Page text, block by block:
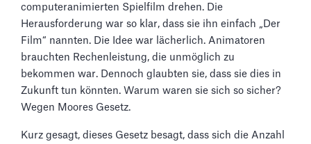
computeranimierten Spielfilm drehen. Die
Herausforderung war so klar, dass sie ihn einfach „Der
Film“ nannten. Die Idee war lächerlich. Animatoren
brauchten Rechenleistung, die unmöglich zu
bekommen war. Dennoch glaubten sie, dass sie dies in
Zukunft tun könnten. Warum waren sie sich so sicher?
Wegen Moores Gesetz.
Kurz gesagt, dieses Gesetz besagt, dass sich die Anzahl